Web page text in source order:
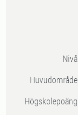
Nivå
Huvudområde
högskolepoäng